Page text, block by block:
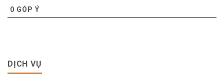
0 GÓP Ý
DỊCH VỤ